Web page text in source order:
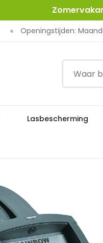
Openingstijden:
Lasbescherming
Home Lasapparatuur